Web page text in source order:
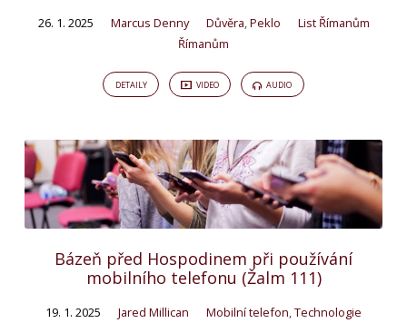
26. 1. 2025 Marcus Denny Důvěra Peklo
List Římanům
Římanům
DETAILY VIDEO AUDIO
Bázeň před Hospodinem při používání
mobilního telefonu (Žalm 111)
19. 1. 2025 Jared Millican Mobilní telefon,Technologie